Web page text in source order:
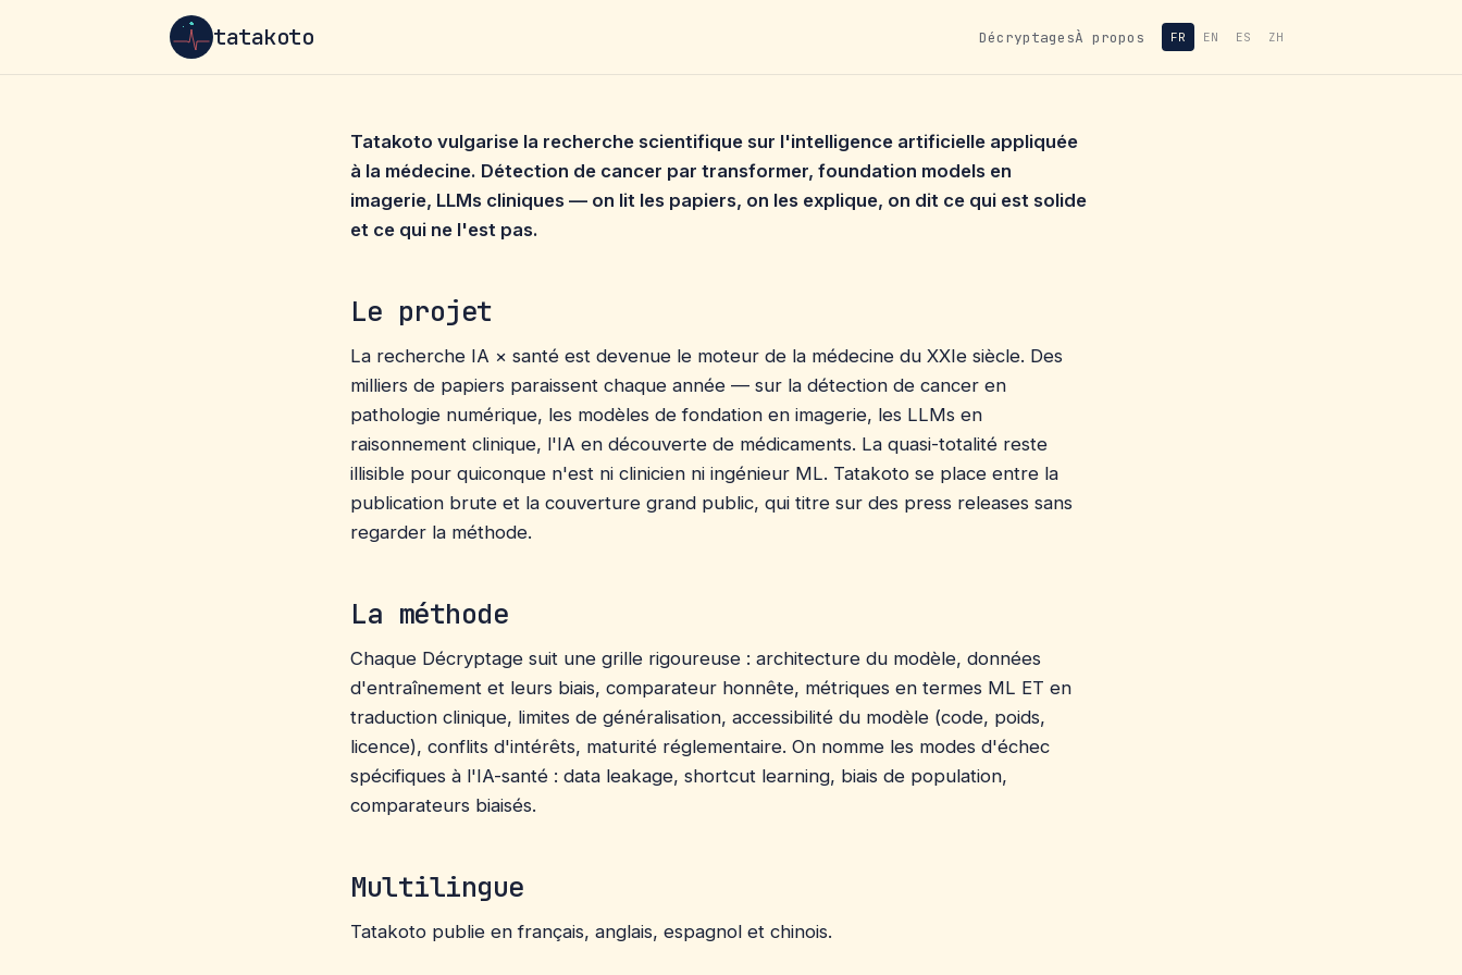
tatakoto DécryptagesÀ propos FR EN ES ZH
Tatakoto vulgarise la recherche scientifique sur l'intelligence artificielle appliquée
à la médecine. Détection de cancer par transformer, foundation models en
imagerie, LLMs cliniques — on lit les papiers, on les explique, on dit ce qui est solide
et ce qui ne l'est pas.
Le projet
La recherche IA × santé est devenue le moteur de la médecine du XXIe siècle. Des
milliers de papiers paraissent chaque année — sur la détection de cancer en
pathologie numérique, les modèles de fondation en imagerie, les LLMs en
raisonnement clinique, l'IA en découverte de médicaments. La quasi-totalité reste
illisible pour quiconque n'est ni clinicien ni ingénieur ML. Tatakoto se place entre la
publication brute et la couverture grand public, qui titre sur des press releases sans
regarder la méthode.
La méthode
Chaque Décryptage suit une grille rigoureuse : architecture du modèle, données
d'entraînement et leurs biais, comparateur honnête, métriques en termes ML ET en
traduction clinique, limites de généralisation, accessibilité du modèle (code, poids,
licence), conflits d'intérêts, maturité réglementaire. On nomme les modes d'échec
spécifiques à l'IA-santé : data leakage, shortcut learning, biais de population,
comparateurs biaisés.
Multilingue
Tatakoto publie en français, anglais, espagnol et chinois.